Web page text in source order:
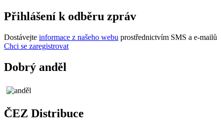
Přihlášení k odběru zpráv
Dostávejte informace z našeho webu prostřednictvím SMS a e-mailů
Chci se zaregistrovat
Dobrý anděl
ČEZ Distribuce